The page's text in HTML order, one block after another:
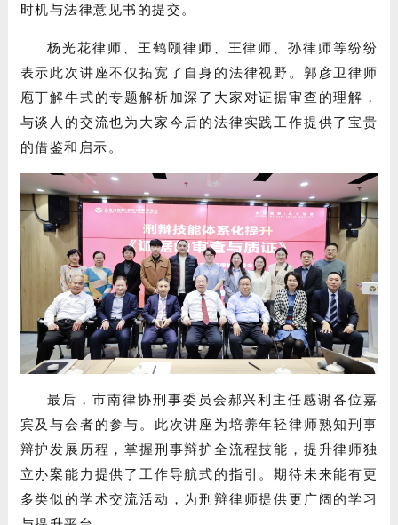
时机与法律意见书的提交。
杨光花律师、王鹤颐律师、王律师、孙律师等纷纷
表示此次讲座不仅拓宽了自身的法律视野。郭彦卫律师
庖丁解牛式的专题解析加深了大家对证据审查的理解，
与谈人的交流也为大家今后的法律实践工作提供了宝贵
的借鉴和启示。
最后，市南律协刑事委员会郝兴利主任感谢各位嘉
宾及与会者的参与。此次讲座为培养年轻律师熟知刑事
辩护发展历程，掌握刑事辩护全流程技能，提升律师独
立办案能力提供了工作导航式的指引。期待未来能有更
多类似的学术交流活动，为刑辩律师提供更广阔的学习